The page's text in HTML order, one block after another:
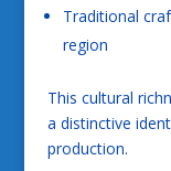
Traditional
region
This cultural
a distinctive
production.